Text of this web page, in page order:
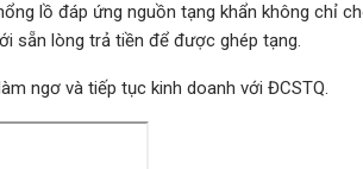
lồ đáp ứng nguồn tạng khẩn không chỉ
sẵn lòng trả tiền để được ghép tạng.
ngơ và tiếp tục kinh doanh với ĐCSTQ.